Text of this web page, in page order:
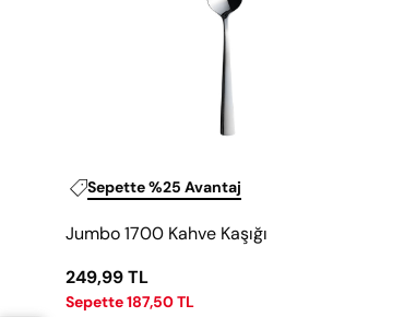
Sepette %25 Avantaj
Jumbo 1700 Kahve Kaşığı
249,99 TL
Sepette 187,50 TL